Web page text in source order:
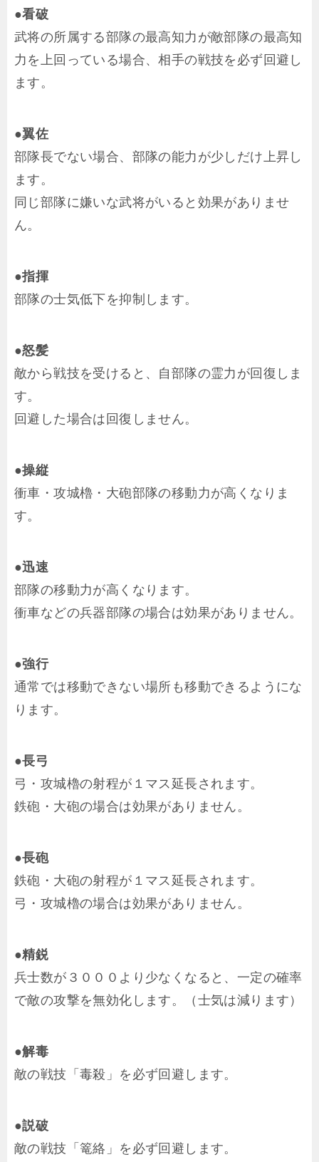
●看破
武将の所属する部隊の最高知力が敵部隊の最高知
力を上回っている場合、相手の戦技を必ず回避し
ます。
●翼佐
部隊長でない場合、部隊の能力が少しだけ上昇し
ます。
同じ部隊に嫌いな武将がいると効果がありませ
ん。
●指揮
部隊の士気低下を抑制します。
●怒髪
敵から戦技を受けると、自部隊の霊力が回復しま
す。
回避した場合は回復しません。
●操縦
衝車・攻城櫓・大砲部隊の移動力が高くなりま
す。
●迅速
部隊の移動力が高くなります。
衝車などの兵器部隊の場合は効果がありません。
●強行
通常では移動できない場所も移動できるようにな
ります。
●長弓
弓・攻城櫓の射程が１マス延長されます。
鉄砲・大砲の場合は効果がありません。
●長砲
鉄砲・大砲の射程が１マス延長されます。
弓・攻城櫓の場合は効果がありません。
●精鋭
兵士数が３０００より少なくなると、一定の確率
で敵の攻撃を無効化します。（士気は減ります）
●解毒
敵の戦技「毒殺」を必ず回避します。
●説破
敵の戦技「篭絡」を必ず回避します。